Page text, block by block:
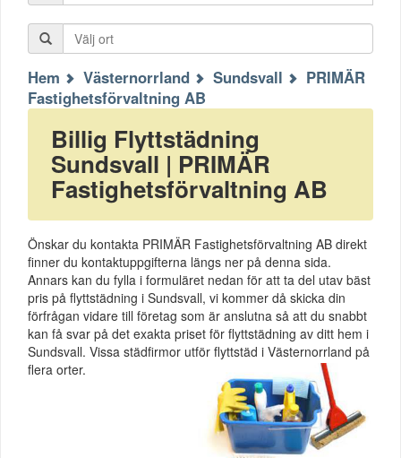
Hem Västernorrland Sundsvall
PRIMÄR
Fastighetsförvaltning AB
Billig Flyttstädning
Sundsvall | PRIMÄR
Fastighetsförvaltning AB
Önskar du kontakta PRIMÄR Fastighetsförvaltning AB direkt
finner du kontaktuppgifterna längs ner på denna sida.
Annars kan du fylla i formuläret nedan för att ta del utav bäst
pris på flyttstädning i Sundsvall, vi kommer då skicka din
förfrågan vidare till företag som är anslutna så att du snabbt
kan få svar på det exakta priset för flyttstädning av ditt hem i
Sundsvall. Vissa städfirmor utför flyttstäd i Västernorrland på
flera orter.